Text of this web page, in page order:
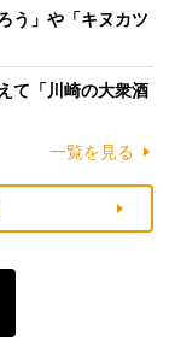
う」や「キヌカツ
て「川崎の大衆酒
一覧を見る